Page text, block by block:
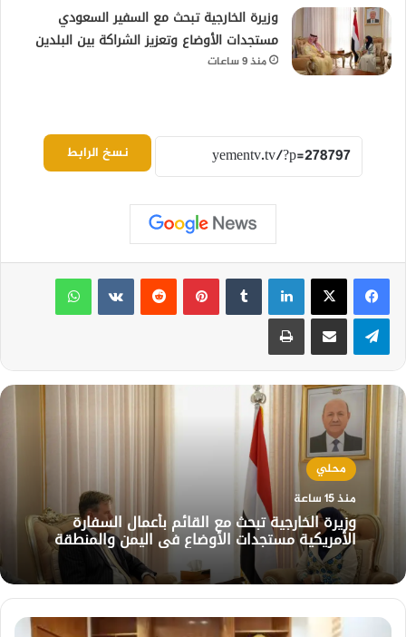
وزيرة الخارجية تبحث مع السفير السعودي
مستجدات الأوضاع وتعزيز الشراكة بين البلدين
منذ 9 ساعات
نسخ الرابط
لينكدإن بينتيريست
واتساب
تيلقرام مشاركة عبر البريد طباعة
محلي
منذ 15 ساعة
وزيرة الخارجية تبحث مع القائم بأعمال السفارة
الأمريكية مستجدات الأوضاع في اليمن والمنطقة
عضو